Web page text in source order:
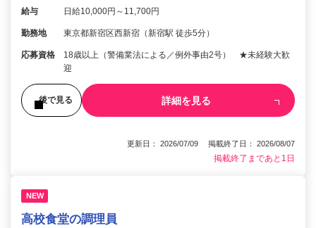
給与 日給10,000円～11,700円
勤務地 東京都新宿区西新宿（新宿駅 徒歩5分）
応募資格
18歳以上（警備業法による／例外事由2号） ★未経験大歓
迎
後で見る 詳細を見る
更新日： 2026/07/09 掲載終了日： 2026/08/07
掲載終了まであと1日
NEW
高校食堂の調理員